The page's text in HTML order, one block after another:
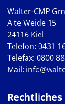
Walter-CMP
Alte Weide 15
24116 Kiel
Telefon: 0431
Telefax: 0800
Mail:
Rechtliches